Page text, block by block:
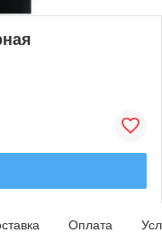
Оплата